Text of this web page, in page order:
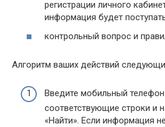
регистрации личного
информация будет
контрольный вопрос и
Алгоритм ваших действий
Введите мобильный телефон
соответствующие строки и
«Найти». Если информация